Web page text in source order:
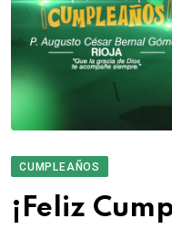
CUMPLEAÑOS
¡Feliz